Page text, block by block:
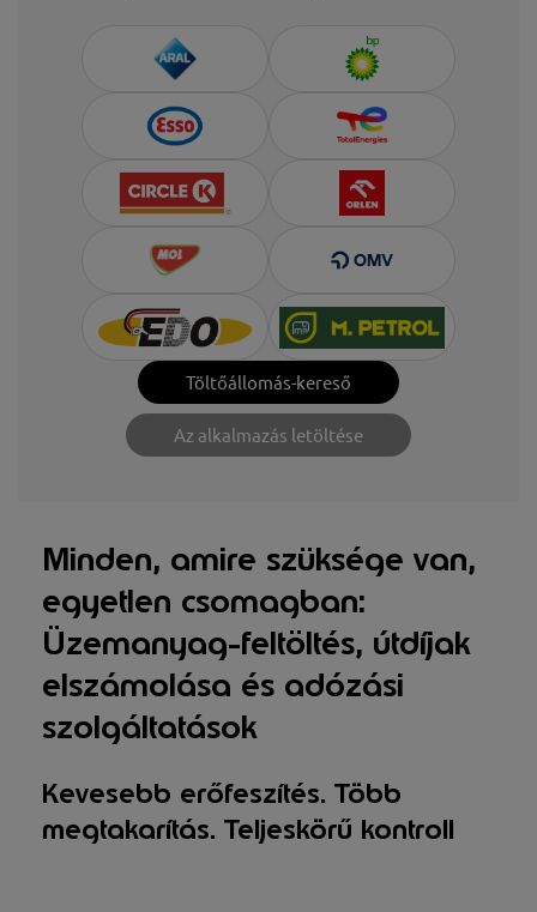
Töltőállomás-kereső
Az alkalmazás letöltése
Minden, amire szüksége van,
egyetlen csomagban:
Üzemanyag-feltöltés, útdíjak
elszámolása és adózási
szolgáltatások
Kevesebb erőfeszítés. Több
megtakarítás. Teljeskörű kontroll